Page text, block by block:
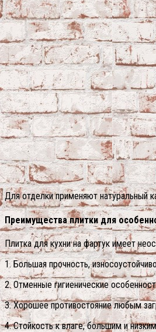
Для отделки применяют натуральный
Преимущества плитки для
Плитка для кухни на фартук имеет
1. Большая прочность,
2. Отменные гигиенические
3. Хорошее противостояние любым
4. Стойкость к влаге, большим и